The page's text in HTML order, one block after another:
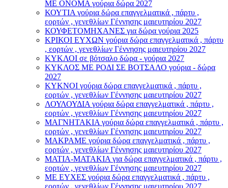
ΜΕ ΟΝΟΜΑ γούρια δώρα 2027
ΚΟΥΤΙΑ γούρια δώρα επαγγελματικά , πάρτυ ,
εορτών , γενεθλίων Γέννησης μαιευτηρίου 2027
ΚΟΥΦΕΤΟΜΗΧΑΝΕΣ για δώρα γούρια 2025
ΚΡΙΚΟΙ ΕΥΧΩΝ γούρια δώρα επαγγελματικά , πάρτυ
, εορτών , γενεθλίων Γέννησης μαιευτηρίου 2027
ΚΥΚΛΟΙ σε βότσαλο δώρα - γούρια 2027
ΚΥΚΛΟΣ ΜΕ ΡΟΔΙ ΣΕ ΒΟΤΣΑΛΟ γούρια - δώρα
2027
ΚΥΚΝΟΙ γούρια δώρα επαγγελματικά , πάρτυ ,
εορτών , γενεθλίων Γέννησης μαιευτηρίου 2027
ΛΟΥΛΟΥΔΙΑ γούρια δώρα επαγγελματικά , πάρτυ ,
εορτών , γενεθλίων Γέννησης μαιευτηρίου 2027
ΜΑΓΝΗΤΑΚΙΑ γούρια δώρα επαγγελματικά , πάρτυ ,
εορτών , γενεθλίων Γέννησης μαιευτηρίου 2027
ΜΑΚΡΑΜΕ γούρια δώρα επαγγελματικά , πάρτυ ,
εορτών , γενεθλίων Γέννησης μαιευτηρίου 2027
ΜΑΤΙΑ-ΜΑΤΑΚΙΑ για δώρα επαγγελματικά , πάρτυ ,
εορτών , γενεθλίων Γέννησης μαιευτηρίου 2027
ΜΕ ΕΥΧΕΣ γούρια δώρα επαγγελματικά , πάρτυ ,
εορτών , γενεθλίων Γέννησης μαιευτηρίου 2027